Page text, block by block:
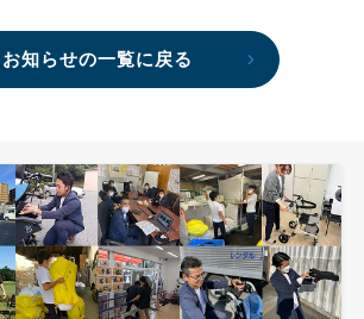
お知らせの一覧に戻る